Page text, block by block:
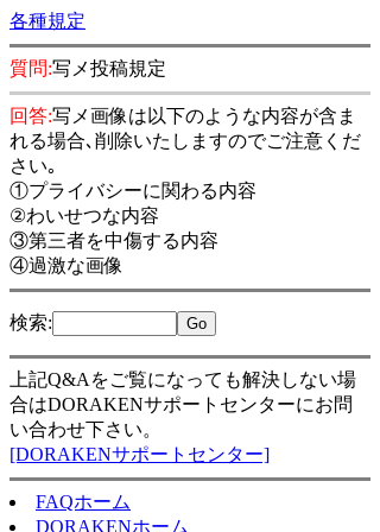
各種規定
質問:写メ投稿規定
回答:写メ画像は以下のような内容が含ま
れる場合､削除いたしますのでご注意くだ
さい｡
①プライバシーに関わる内容
②わいせつな内容
③第三者を中傷する内容
④過激な画像
検索:
上記Q&Aをご覧になっても解決しない場
合はDORAKENサポートセンターにお問
い合わせ下さい。
[DORAKENサポートセンター]
FAQホーム
DORAKENホーム